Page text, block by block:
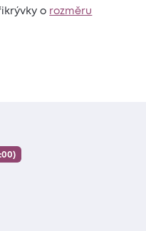
o rozměru